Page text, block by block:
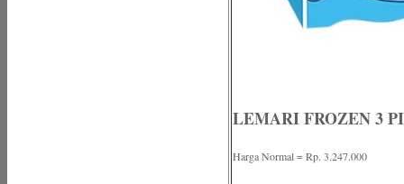
LEMARI FROZEN 3
Harga Normal = Rp. 3.247.000